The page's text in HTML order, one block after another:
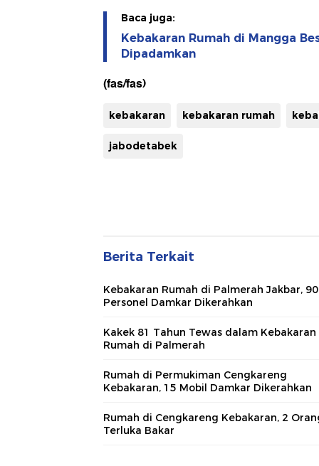
Baca juga:
Kebakaran Rumah di Mangga
Dipadamkan
(fas/fas)
kebakaran kebakaran rumah
jabodetabek
Berita Terkait
Kebakaran Rumah di Palmerah Jakbar, 90
Personel Damkar Dikerahkan
Kakek 81 Tahun Tewas dalam Kebakaran
Rumah di Palmerah
Rumah di Permukiman Cengkareng
Kebakaran, 15 Mobil Damkar Dikerahkan
Rumah di Cengkareng Kebakaran, 2
Terluka Bakar